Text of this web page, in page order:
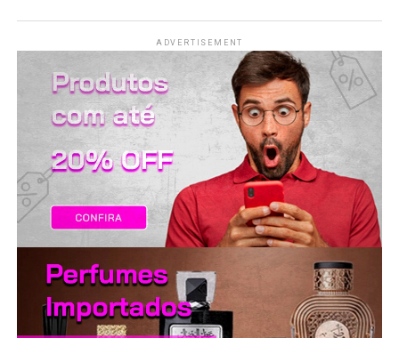
FINALIZAR COMPRA
HOME
LANÇAMENTOS
ADVERTISEMENT